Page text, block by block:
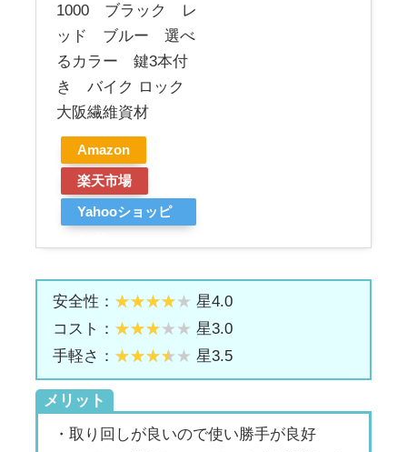
1000 ブラック レ
ッド ブルー 選べ
るカラー 鍵3本付
き バイク ロック
大阪繊維資材
Amazon
楽天市場
Yahooショッピ
安全性：
星4.0
コスト：
星3.0
手軽さ：
星3.5
メリット
・取り回しが良いので使い勝手が良好